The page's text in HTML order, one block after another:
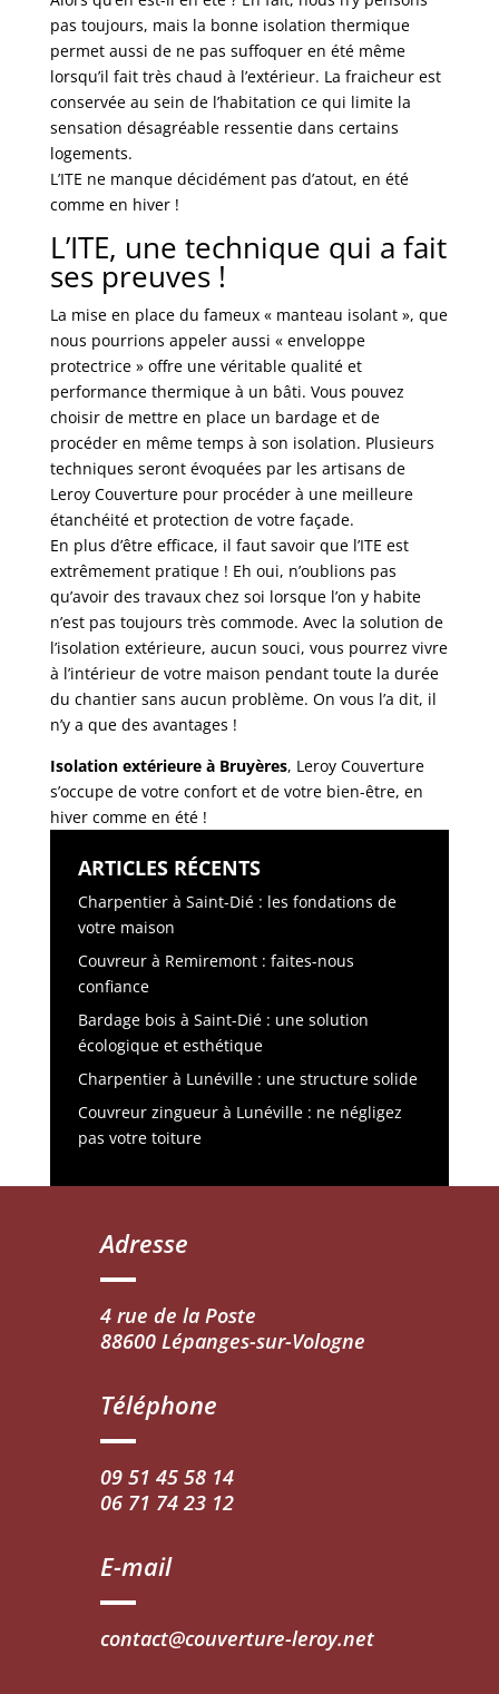
pas toujours, mais la bonne isolation thermique
permet aussi de ne pas suffoquer en été même
lorsqu’il fait très chaud à l’extérieur. La fraicheur est
conservée au sein de l’habitation ce qui limite la
sensation désagréable ressentie dans certains
logements.
L’ITE ne manque décidément pas d’atout, en été
comme en hiver !
L’ITE, une technique qui a fait
ses preuves !
La mise en place du fameux « manteau isolant », que
nous pourrions appeler aussi « enveloppe
protectrice » offre une véritable qualité et
performance thermique à un bâti. Vous pouvez
choisir de mettre en place un bardage et de
procéder en même temps à son isolation. Plusieurs
techniques seront évoquées par les artisans de
Leroy Couverture pour procéder à une meilleure
étanchéité et protection de votre façade.
En plus d’être efficace, il faut savoir que l’ITE est
extrêmement pratique ! Eh oui, n’oublions pas
qu’avoir des travaux chez soi lorsque l’on y habite
n’est pas toujours très commode. Avec la solution de
l’isolation extérieure, aucun souci, vous pourrez vivre
à l’intérieur de votre maison pendant toute la durée
du chantier sans aucun problème. On vous l’a dit, il
n’y a que des avantages !
Isolation extérieure à Bruyères, Leroy Couverture
s’occupe de votre confort et de votre bien-être, en
hiver comme en été !
ARTICLES RÉCENTS
Charpentier à Saint-Dié : les fondations de
votre maison
Couvreur à Remiremont : faites-nous
confiance
Bardage bois à Saint-Dié : une solution
écologique et esthétique
Charpentier à Lunéville : une structure solide
Couvreur zingueur à Lunéville : ne négligez
pas votre toiture
Adresse
4 rue de la Poste
88600 Lépanges-sur-Vologne
Téléphone
09 51 45 58 14
06 71 74 23 12
E-mail
contact@couverture-leroy.net